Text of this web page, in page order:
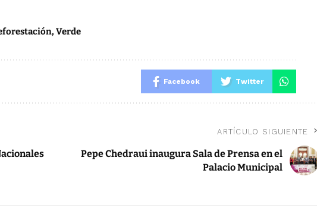
,Verde
Facebook Twitter
ARTÍCULO SIGUIENTE
Pepe Chedraui inaugura Sala de Prensa en el
Palacio Municipal